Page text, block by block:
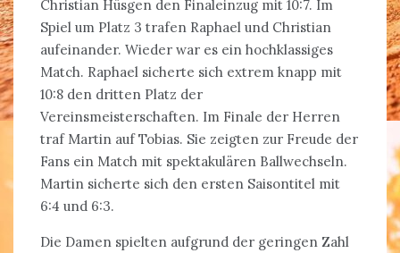
Christian Hüsgen den Finaleinzug mit 10:7. Im
Spiel um Platz 3 trafen Raphael und Christian
aufeinander. Wieder war es ein hochklassiges
Match. Raphael sicherte sich extrem knapp mit
10:8 den dritten Platz der
Vereinsmeisterschaften. Im Finale der Herren
traf Martin auf Tobias. Sie zeigten zur Freude der
Fans ein Match mit spektakulären Ballwechseln.
Martin sicherte sich den ersten Saisontitel mit
6:4 und 6:3.
Die Damen spielten aufgrund der geringen Zahl